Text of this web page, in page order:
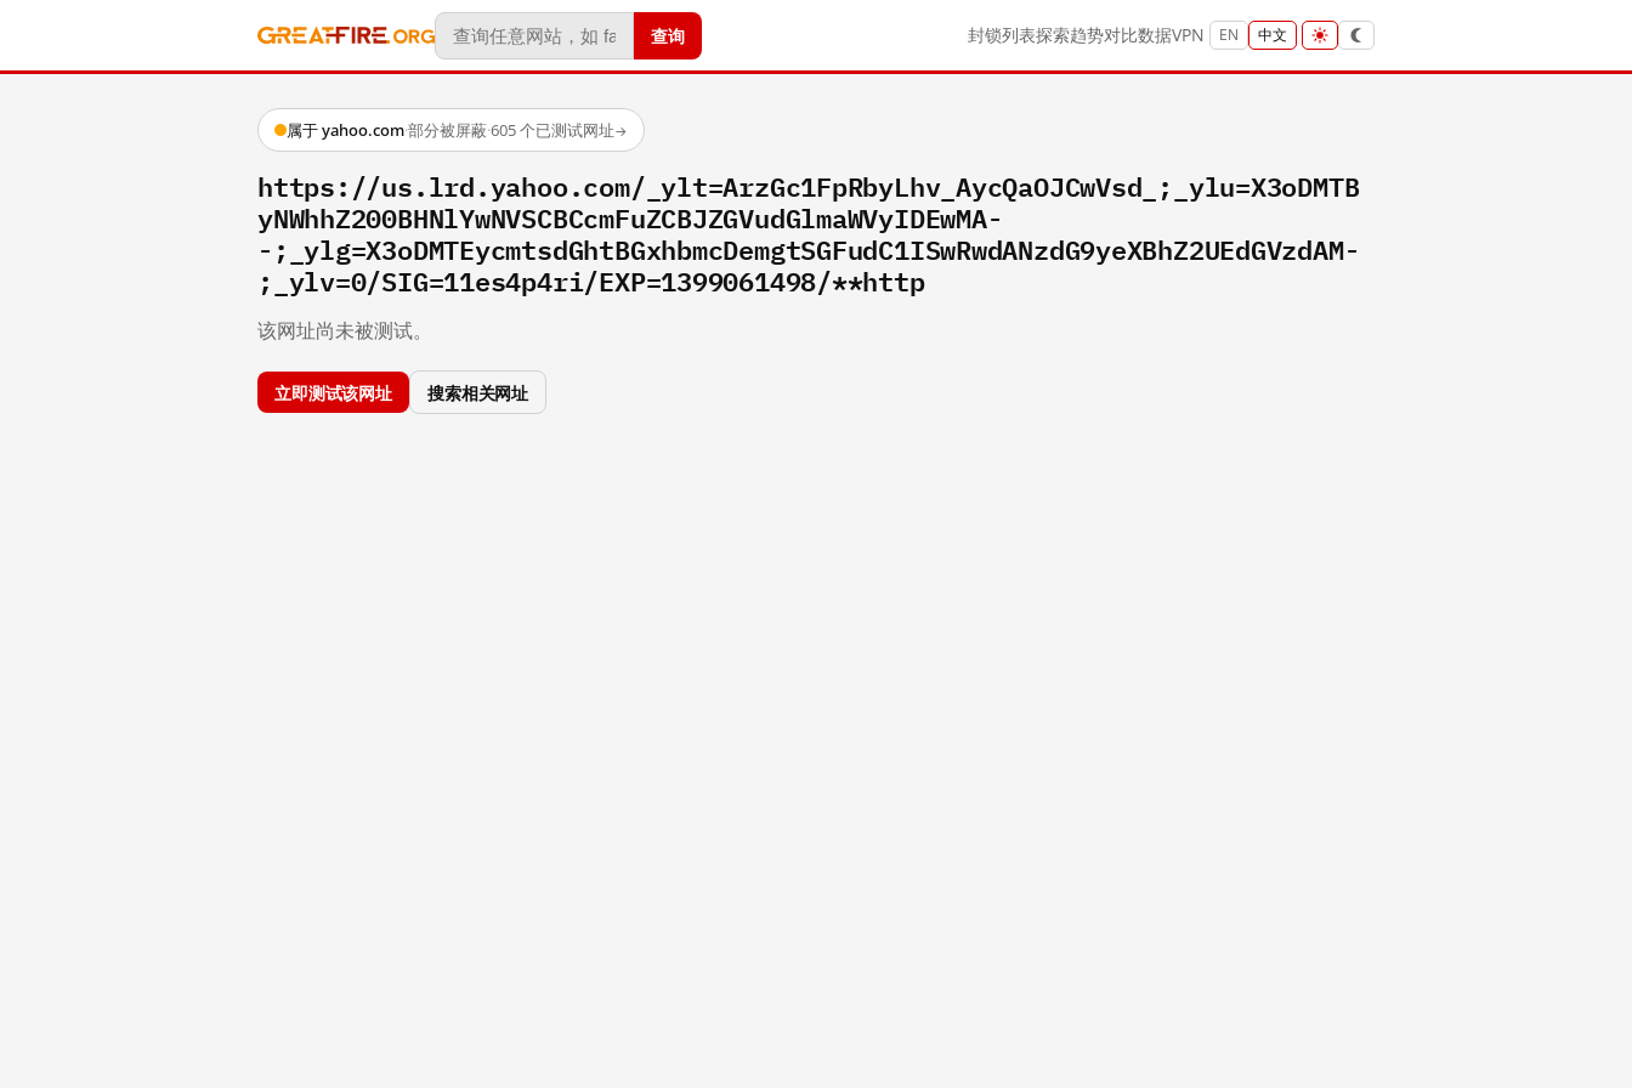
查询 封锁列表探索趋势对比数据VPN EN 中文
属于 yahoo.com·部分被屏蔽·605 个已测试网址→
https://us.lrd.yahoo.com/_ylt=ArzGc1FpRbyLhv_AycQaOJCwVsd_;_ylu=X3oDMTB
yNWhhZ200BHNlYwNVSCBCcmFuZCBJZGVudGlmaWVyIDEwMA-
-;_ylg=X3oDMTEycmtsdGhtBGxhbmcDemgtSGFudC1ISwRwdANzdG9yeXBhZ2UEdGVzdAM-
;_ylv=0/SIG=11es4p4ri/EXP=1399061498/**http
该网址尚未被测试。
立即测试该网址 搜索相关网址